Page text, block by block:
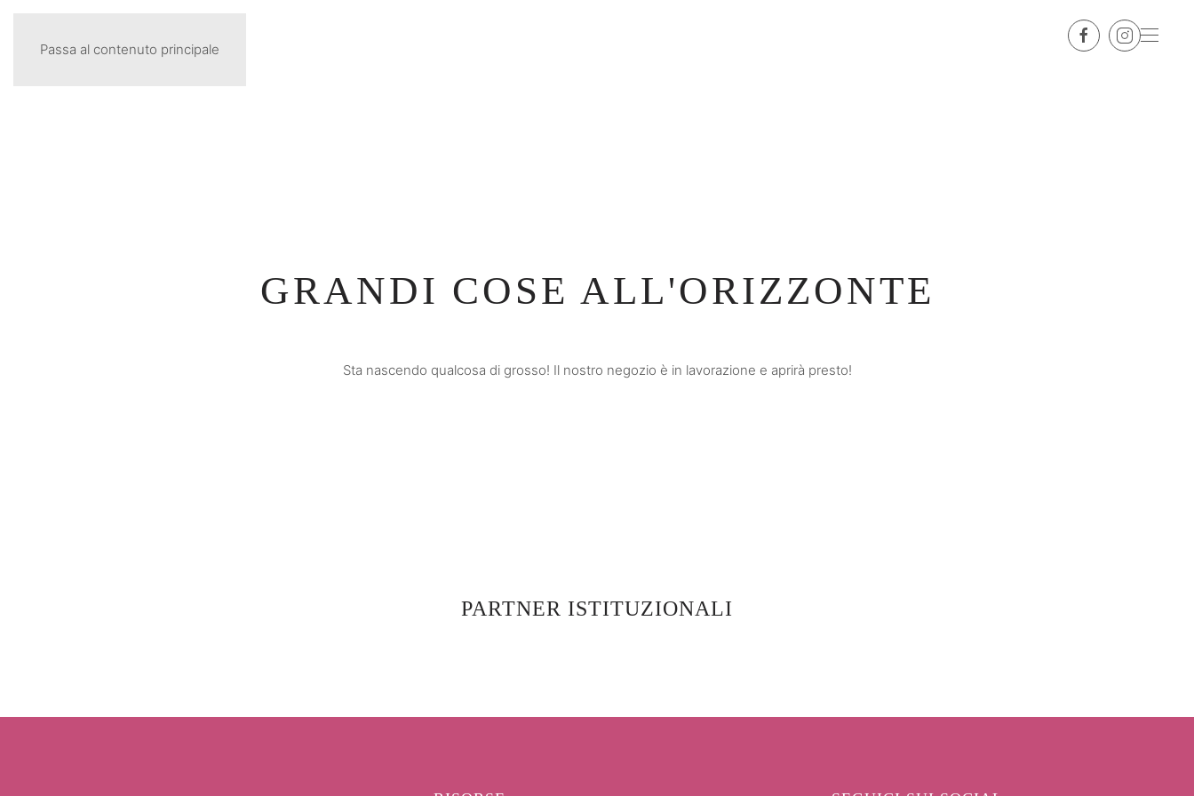
Passa al contenuto principale
GRANDI COSE ALL'ORIZZONTE
Sta nascendo qualcosa di grosso! Il nostro negozio è in lavorazione e aprirà presto!
PARTNER ISTITUZIONALI